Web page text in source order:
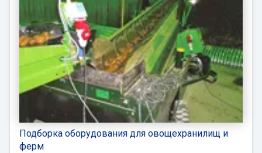
Подборка оборудования для овощехранилищ и
ферм